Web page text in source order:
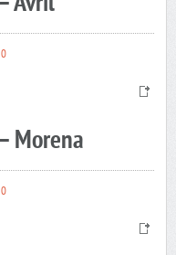
0
Morena
0